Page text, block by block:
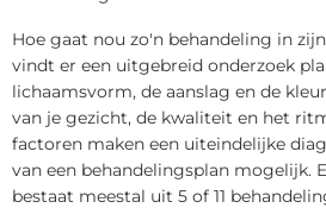
Hoe gaat nou zo'n behandeling in
vindt er een uitgebreid onderzoek
lichaamsvorm, de aanslag en de
van je gezicht, de kwaliteit en het
factoren maken een uiteindelijke
van een behandelingsplan mogelijk.
bestaat meestal uit 5 of 11